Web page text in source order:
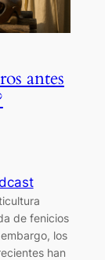
antes
de fenicios
los
han